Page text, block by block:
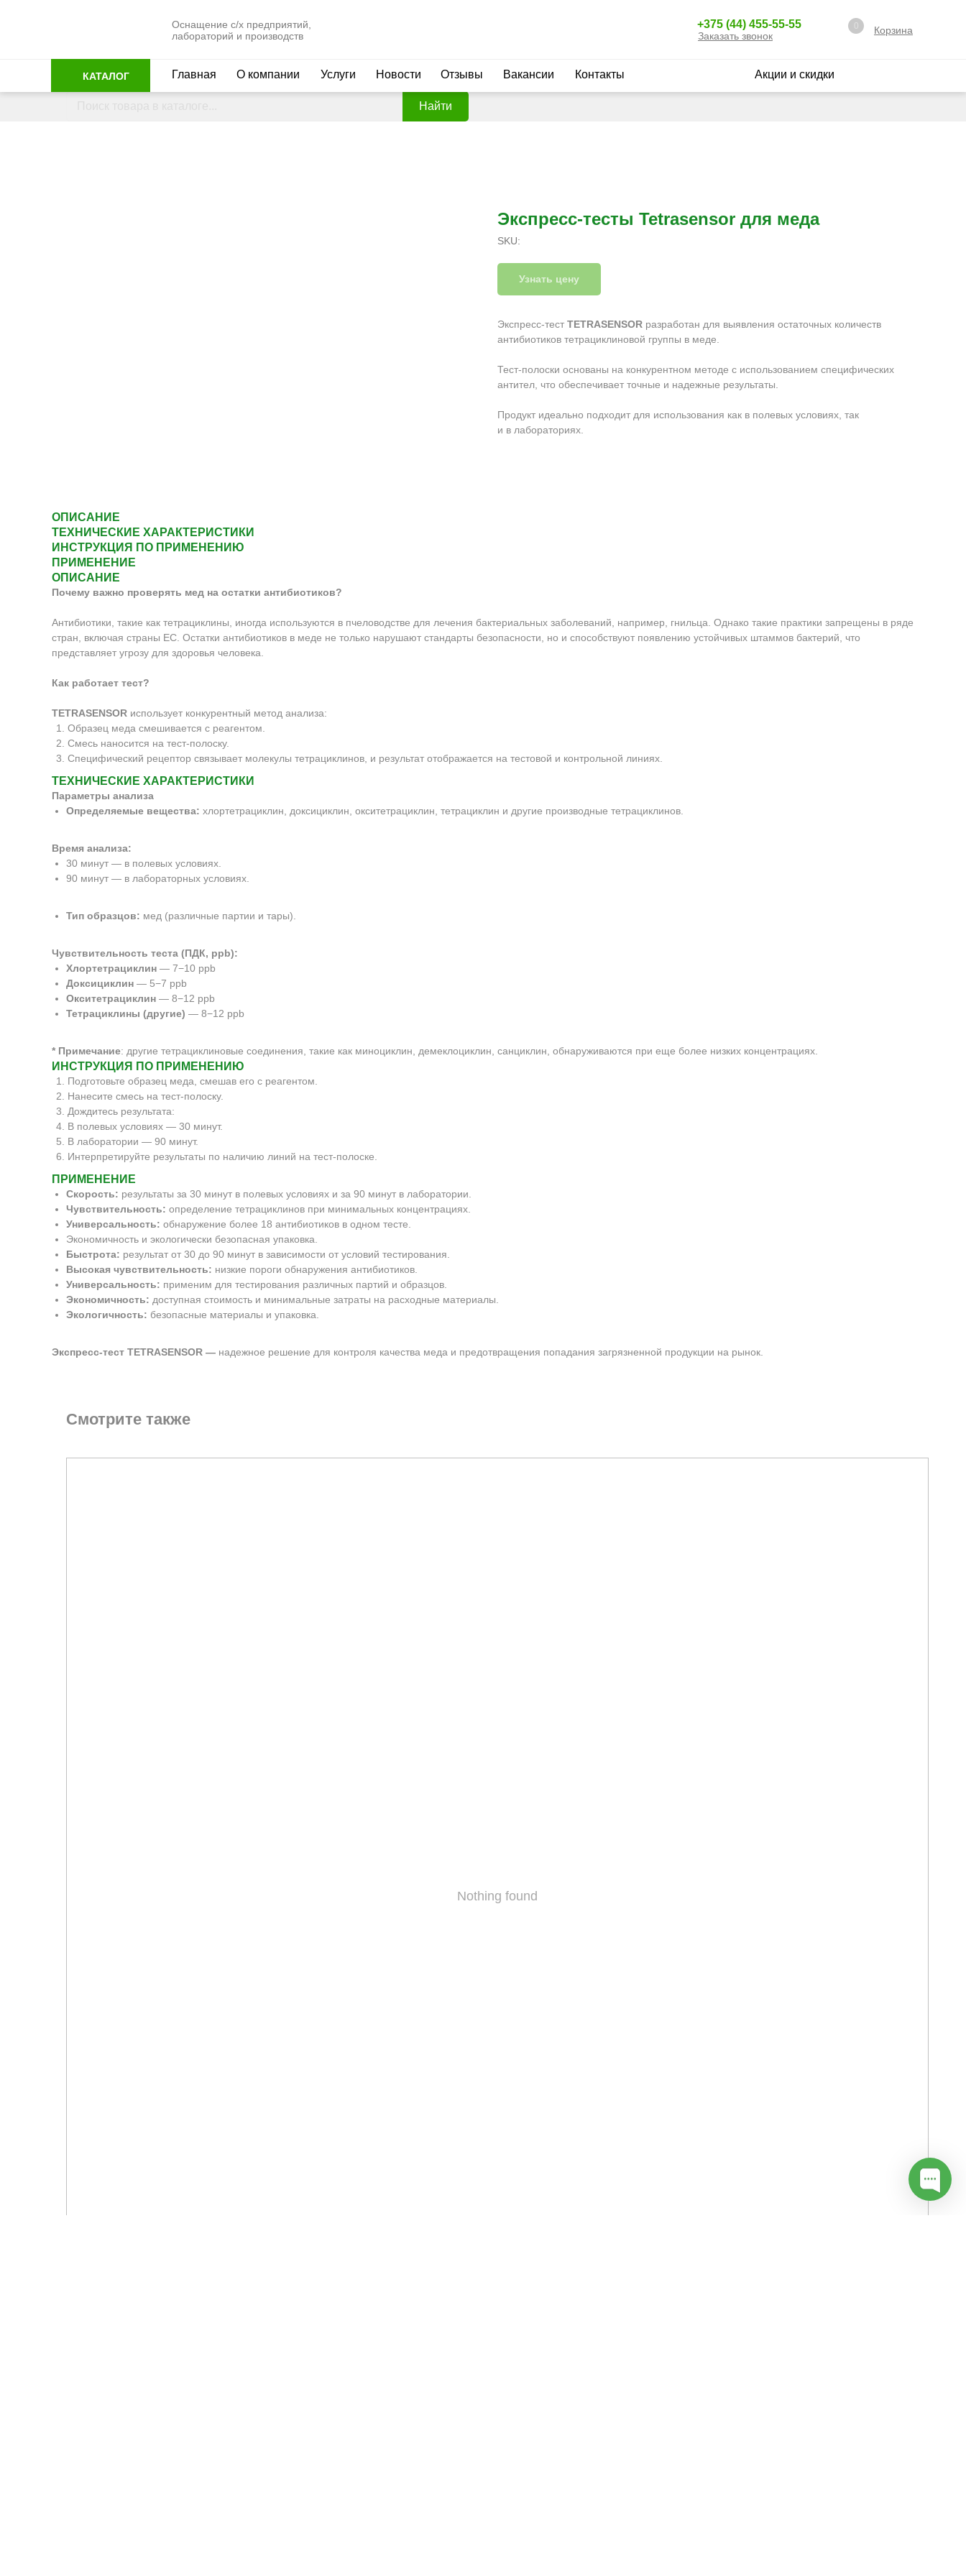
Оснащение с/х предприятий,
лабораторий и производств
+375 (44) 455-55-55
Заказать звонок
КАТАЛОГ Акции и скидки
Главная О компании Услуги Новости Отзывы Вакансии Контакты
Корзина
0
Найти
Экспресс-тесты Tetrasensor для меда
SKU:
Узнать цену
Экспресс-тест TETRASENSOR разработан для выявления остаточных количеств
антибиотиков тетрациклиновой группы в меде.
Тест-полоски основаны на конкурентном методе с использованием специфических
антител, что обеспечивает точные и надежные результаты.
Продукт идеально подходит для использования как в полевых условиях, так
и в лабораториях.
ОПИСАНИЕ
ТЕХНИЧЕСКИЕ ХАРАКТЕРИСТИКИ
ИНСТРУКЦИЯ ПО ПРИМЕНЕНИЮ
ПРИМЕНЕНИЕ
ОПИСАНИЕ
Почему важно проверять мед на остатки антибиотиков?
Антибиотики, такие как тетрациклины, иногда используются в пчеловодстве для лечения бактериальных заболеваний, например, гнильца. Однако такие практики запрещены в ряде
стран, включая страны ЕС. Остатки антибиотиков в меде не только нарушают стандарты безопасности, но и способствуют появлению устойчивых штаммов бактерий, что
представляет угрозу для здоровья человека.
Как работает тест?
TETRASENSOR использует конкурентный метод анализа:
Образец меда смешивается с реагентом.
Смесь наносится на тест-полоску.
Специфический рецептор связывает молекулы тетрациклинов, и результат отображается на тестовой и контрольной линиях.
ТЕХНИЧЕСКИЕ ХАРАКТЕРИСТИКИ
Параметры анализа
Определяемые вещества: хлортетрациклин, доксициклин, окситетрациклин, тетрациклин и другие производные тетрациклинов.
Время анализа:
30 минут — в полевых условиях.
90 минут — в лабораторных условиях.
Тип образцов: мед (различные партии и тары).
Чувствительность теста (ПДК, ppb):
Хлортетрациклин — 7−10 ppb
Доксициклин — 5−7 ppb
Окситетрациклин — 8−12 ppb
Тетрациклины (другие) — 8−12 ppb
* Примечание: другие тетрациклиновые соединения, такие как миноциклин, демеклоциклин, санциклин, обнаруживаются при еще более низких концентрациях.
ИНСТРУКЦИЯ ПО ПРИМЕНЕНИЮ
Подготовьте образец меда, смешав его с реагентом.
Нанесите смесь на тест-полоску.
Дождитесь результата:
В полевых условиях — 30 минут.
В лаборатории — 90 минут.
Интерпретируйте результаты по наличию линий на тест-полоске.
ПРИМЕНЕНИЕ
Скорость: результаты за 30 минут в полевых условиях и за 90 минут в лаборатории.
Чувствительность: определение тетрациклинов при минимальных концентрациях.
Универсальность: обнаружение более 18 антибиотиков в одном тесте.
Экономичность и экологически безопасная упаковка.
Быстрота: результат от 30 до 90 минут в зависимости от условий тестирования.
Высокая чувствительность: низкие пороги обнаружения антибиотиков.
Универсальность: применим для тестирования различных партий и образцов.
Экономичность: доступная стоимость и минимальные затраты на расходные материалы.
Экологичность: безопасные материалы и упаковка.
Экспресс-тест TETRASENSOR — надежное решение для контроля качества меда и предотвращения попадания загрязненной продукции на рынок.
Смотрите также
Nothing found